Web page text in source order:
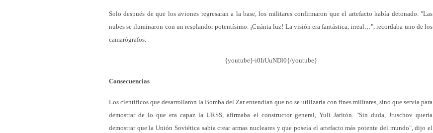
Solo después de que los aviones regresaran a la base, los militares confirmaron que el artefacto había detonado. "Las
nubes se iluminaron con un resplandor potentísimo. ¡Cuánta luz! La visión era fantástica, irreal…", recordaba uno de los
camarógrafos.
{youtube}-i0IrUuNDl0{/youtube}
Consecuencias
Los científicos que desarrollaron la Bomba del Zar entendían que no se utilizaría con fines militares, sino que servía para
demostrar de lo que era capaz la URSS, afirmaba el constructor general, Yuli Jaritón. "Sin duda, Jruschov quería
demostrar que la Unión Soviética sabía crear armas nucleares y que poseía el artefacto más potente del mundo", dijo el